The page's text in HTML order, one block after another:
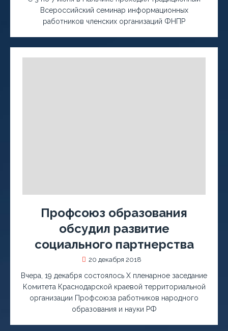
Всероссийский семинар информационных
работников членских организаций ФНПР
Профсоюз образования
обсудил развитие
социального партнерства
20 декабря 2018
Вчера, 19 декабря состоялось X пленарное заседание
Комитета Краснодарской краевой территориальной
организации Профсоюза работников народного
образования и науки РФ